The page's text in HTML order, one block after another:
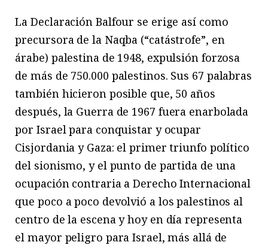
La Declaración Balfour se erige así como
precursora de la Naqba (“catástrofe”, en
árabe) palestina de 1948, expulsión forzosa
de más de 750.000 palestinos. Sus 67 palabras
también hicieron posible que, 50 años
después, la Guerra de 1967 fuera enarbolada
por Israel para conquistar y ocupar
Cisjordania y Gaza: el primer triunfo político
del sionismo, y el punto de partida de una
ocupación contraria a Derecho Internacional
que poco a poco devolvió a los palestinos al
centro de la escena y hoy en día representa
el mayor peligro para Israel, más allá de